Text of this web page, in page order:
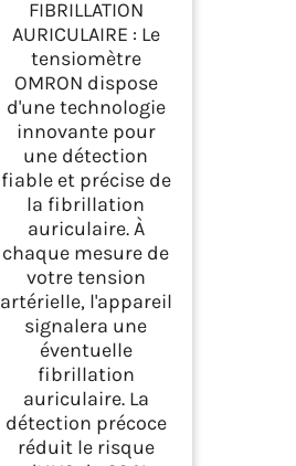
FIBRILLATION
AURICULAIRE : Le
tensiomètre
OMRON dispose
d'une technologie
innovante pour
une détection
fiable et précise de
la fibrillation
auriculaire. À
chaque mesure de
votre tension
artérielle, l'appareil
signalera une
éventuelle
fibrillation
auriculaire. La
détection précoce
réduit le risque